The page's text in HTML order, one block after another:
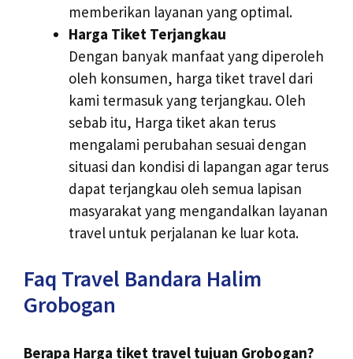
memberikan layanan yang optimal.
Harga Tiket Terjangkau
Dengan banyak manfaat yang diperoleh
oleh konsumen, harga tiket travel dari
kami termasuk yang terjangkau. Oleh
sebab itu, Harga tiket akan terus
mengalami perubahan sesuai dengan
situasi dan kondisi di lapangan agar terus
dapat terjangkau oleh semua lapisan
masyarakat yang mengandalkan layanan
travel untuk perjalanan ke luar kota.
Faq Travel Bandara Halim
Grobogan
Berapa Harga tiket travel tujuan Grobogan?